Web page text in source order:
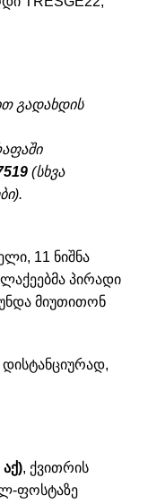
გადახდის
(სხვა
11 ნიშნა
პირადი
მიუთითონ
დისტანციურად,
აქ), ქვითრის
ფოსტაზე